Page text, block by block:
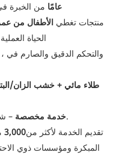
19 عامًا من الخبرة
منتجات تغطي الأطفال من عمر 0 ​​إلى 12
الحياة
، والتحكم
طلاء مائي + خشب الزان/
خدمة مخصصة– شاركنا تصميمك، وسنحوله إلى حقيقة.
تقديم الخدمة لأكثر من3,000
المبكرة ومؤسسات ذوي